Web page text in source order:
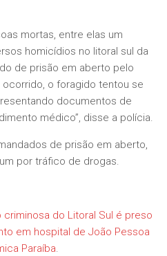
mortas, entre elas um
homicídios no litoral sul da
de prisão em aberto pelo
o foragido tentou se
documentos de
médico”, disse a polícia.
de prisão em aberto,
por tráfico de drogas.
do Litoral Sul é preso
em hospital de João Pessoa
Paraíba.